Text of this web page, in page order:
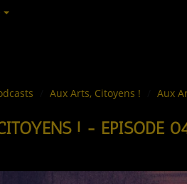
Aux Arts, Citoyens ! Aux
! - EPISODE